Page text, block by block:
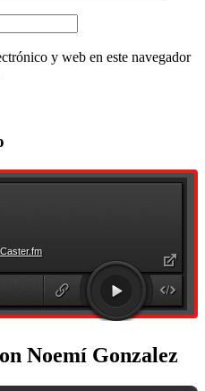
y web en este navegador
Noemí Gonzalez